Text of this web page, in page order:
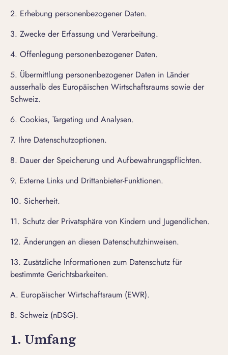
2. Erhebung personenbezogener Daten.
3. Zwecke der Erfassung und Verarbeitung.
4. Offenlegung personenbezogener Daten.
5. Übermittlung personenbezogener Daten in Länder
ausserhalb des Europäischen Wirtschaftsraums sowie der
Schweiz.
6. Cookies, Targeting und Analysen.
7. Ihre Datenschutzoptionen.
8. Dauer der Speicherung und Aufbewahrungspflichten.
9. Externe Links und Drittanbieter-Funktionen.
10. Sicherheit.
11. Schutz der Privatsphäre von Kindern und Jugendlichen.
12. Änderungen an diesen Datenschutzhinweisen.
13. Zusätzliche Informationen zum Datenschutz für
bestimmte Gerichtsbarkeiten.
A. Europäischer Wirtschaftsraum (EWR).
B. Schweiz (nDSG).
1. Umfang